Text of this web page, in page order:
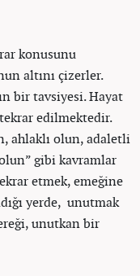
konusunu
altını çizerler.
bir tavsiyesi. Hayat
edilmektedir.
ahlaklı olun, adaletli
gibi kavramlar
etmek, emeğine
yerde, unutmak
unutkan bir